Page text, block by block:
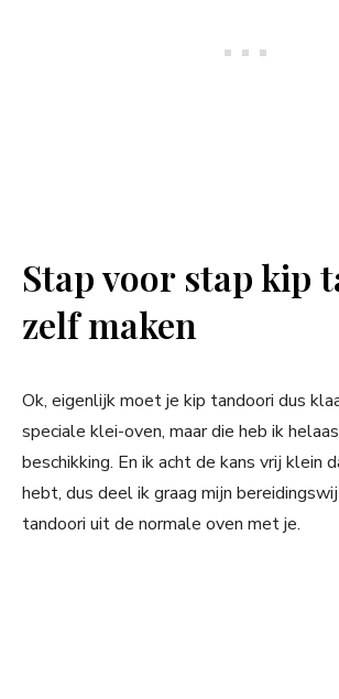
Stap voor stap kip
zelf maken
Ok, eigenlijk moet je kip tandoori dus
speciale klei-oven, maar die heb ik
beschikking. En ik acht de kans vrij klein
hebt, dus deel ik graag mijn
tandoori uit de normale oven met je.